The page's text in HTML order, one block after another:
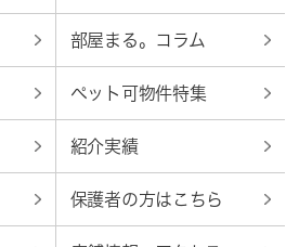
部屋まる。コラム
ペット可物件特集
紹介実績
保護者の方はこちら